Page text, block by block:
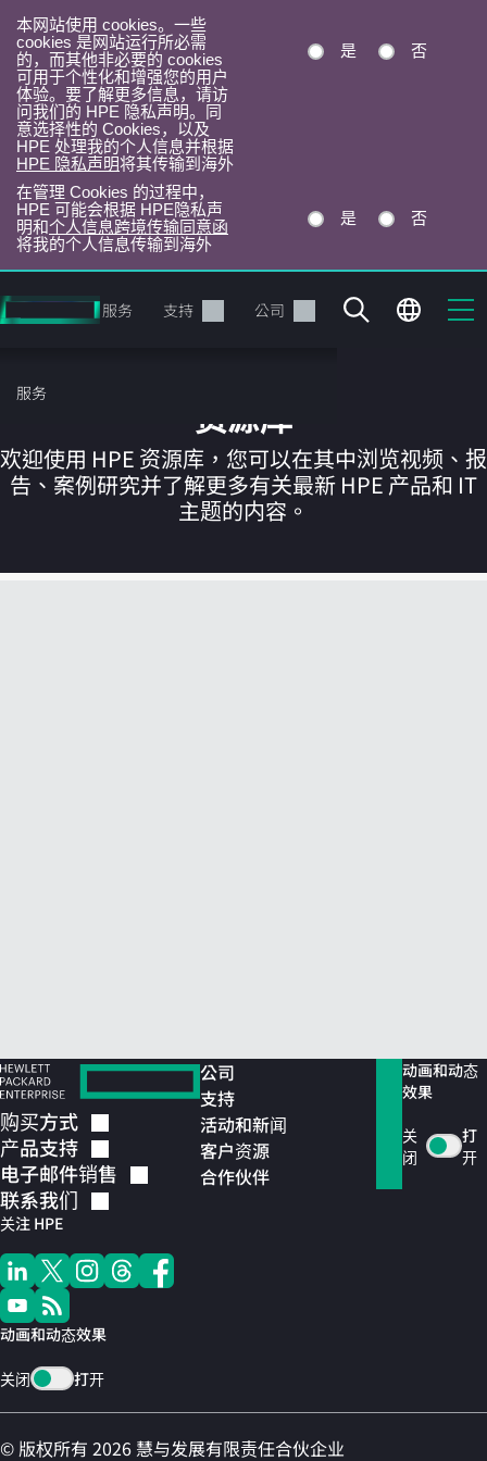
本网站使用 cookies。一些
cookies 是网站运行所必需
的，而其他非必要的 cookies
可用于个性化和增强您的用户
体验。要了解更多信息，请访
问我们的 HPE 隐私声明。同
意选择性的 Cookies，以及
HPE 处理我的个人信息并根据
HPE 隐私声明将其传输到海外
是 否
在管理 Cookies 的过程中，
HPE 可能会根据 HPE隐私声
明和个人信息跨境传输同意函
将我的个人信息传输到海外
是 否
转
到
目
录
服务 支持 公司
服务
您的购物车目前是空的
资源库
欢迎使用 HPE 资源库，您可以在其中浏览视频、报
告、案例研究并了解更多有关最新 HPE 产品和 IT
主题的内容。
购买方式
产品支持
电子邮件销售
联系我们
关注 HPE
动画和动态效果
关闭 打开
公司
支持
活动和新闻
客户资源
合作伙伴
动画和动态
效果
关
闭
打
开
© 版权所有 2026 慧与发展有限责任合伙企业